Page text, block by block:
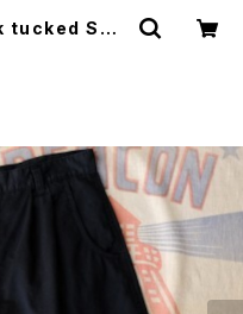
Sho